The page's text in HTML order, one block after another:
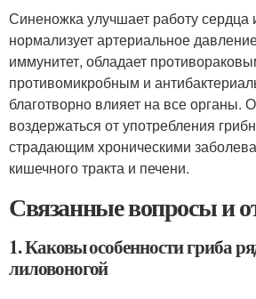
Синеножка улучшает работу сердца
нормализует артериальное
иммунитет, обладает
противомикробным и
благотворно влияет на все органы.
воздержаться от употребления
страдающим хроническими
кишечного тракта и печени.
Связанные вопросы и
1. Каковы особенности гриба
лиловоногой